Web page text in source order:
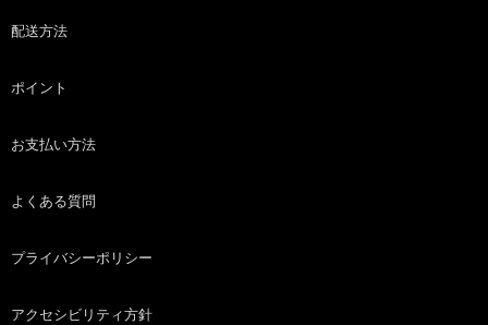
配送方法
ポイント
お支払い方法
よくある質問
プライバシーポリシー
アクセシビリティ方針